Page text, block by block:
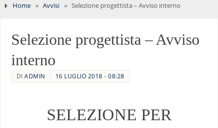
Home » Avvisi » Selezione progettista – Avviso interno
Selezione progettista – Avviso
interno
DIADMIN 16 LUGLIO 2018 - 08:28
SELEZIONE PER